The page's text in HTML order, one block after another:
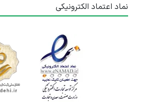
تأیید بین‌المللیاست. بر اساس
است که جایگاه سازمانی ماساژور به
در مراکز درمانی نزدیک به کادر پزشکی
ورزشی بخشی از تیم آماده‌سازی و
در سالن‌های زیبایی و هتل‌ها
نماد اعتماد الکترونیکی